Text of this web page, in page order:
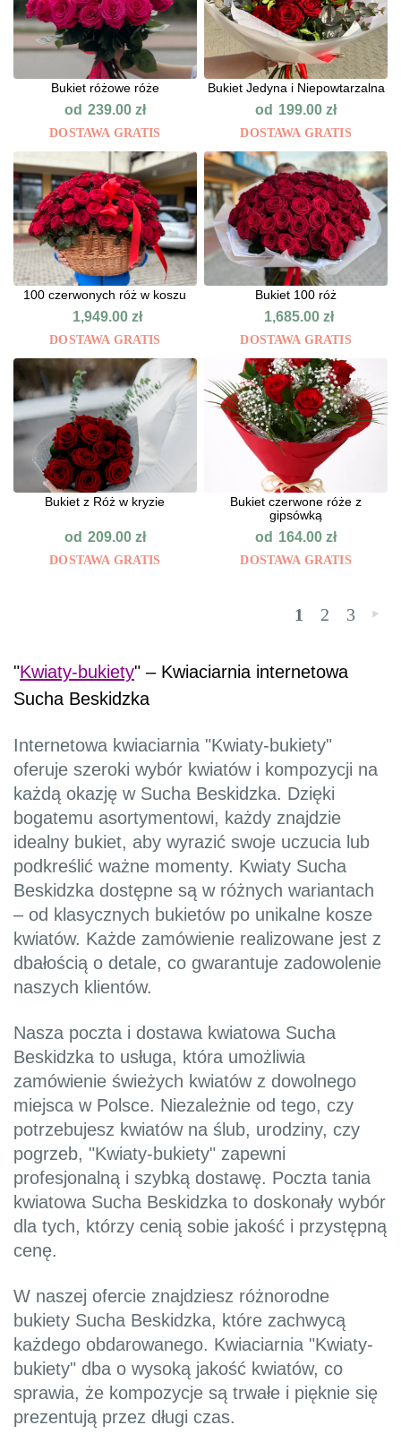
Bukiet różowe róże
od 239.00 zł
DOSTAWA GRATIS
Bukiet Jedyna i Niepowtarzalna
od 199.00zł
DOSTAWA GRATIS
100 czerwonych róż w koszu
1,949.00zł
DOSTAWA GRATIS
Bukiet 100 róż
1,685.00 zł
DOSTAWA GRATIS
Bukiet z Róż w kryzie
od 209.00 zł
DOSTAWA GRATIS
Bukiet czerwone róże z
gipsówką
od 164.00zł
DOSTAWA GRATIS
1 2 3 »
"Kwiaty-bukiety" – Kwiaciarnia internetowa
Sucha Beskidzka
Internetowa kwiaciarnia "Kwiaty-bukiety"
oferuje szeroki wybór kwiatów i kompozycji na
każdą okazję w Sucha Beskidzka. Dzięki
bogatemu asortymentowi, każdy znajdzie
idealny bukiet, aby wyrazić swoje uczucia lub
podkreślić ważne momenty. Kwiaty Sucha
Beskidzka dostępne są w różnych wariantach
– od klasycznych bukietów po unikalne kosze
kwiatów. Każde zamówienie realizowane jest z
dbałością o detale, co gwarantuje zadowolenie
naszych klientów.
Nasza poczta i dostawa kwiatowa Sucha
Beskidzka to usługa, która umożliwia
zamówienie świeżych kwiatów z dowolnego
miejsca w Polsce. Niezależnie od tego, czy
potrzebujesz kwiatów na ślub, urodziny, czy
pogrzeb, "Kwiaty-bukiety" zapewni
profesjonalną i szybką dostawę. Poczta tania
kwiatowa Sucha Beskidzka to doskonały wybór
dla tych, którzy cenią sobie jakość i przystępną
cenę.
W naszej ofercie znajdziesz różnorodne
bukiety Sucha Beskidzka, które zachwycą
każdego obdarowanego. Kwiaciarnia "Kwiaty-
bukiety" dba o wysoką jakość kwiatów, co
sprawia, że kompozycje są trwałe i pięknie się
prezentują przez długi czas.